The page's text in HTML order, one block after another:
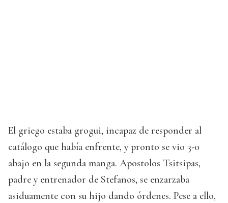
El griego estaba grogui, incapaz de responder al
catálogo que había enfrente, y pronto se vio 3-0
abajo en la segunda manga. Apostolos Tsitsipas,
padre y entrenador de Stefanos, se enzarzaba
asiduamente con su hijo dando órdenes. Pese a ello,